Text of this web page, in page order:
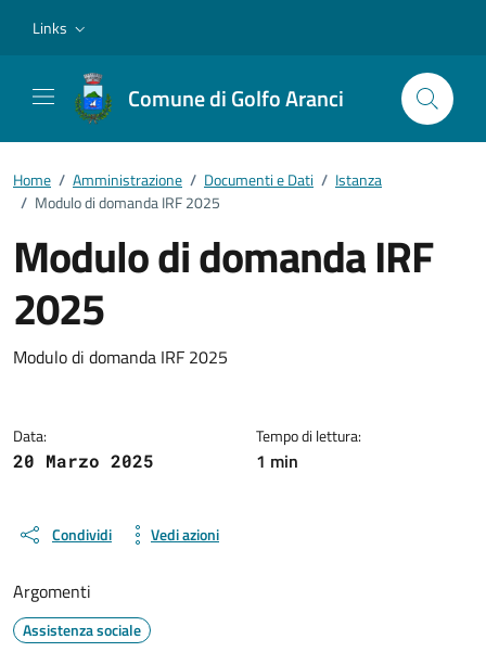
Links
Comune di Golfo Aranci
Home / Amministrazione / Documenti e Dati / Istanza
/ Modulo di domanda IRF 2025
Modulo di domanda IRF
2025
Dettagli del documento
Modulo di domanda IRF 2025
Data:
20 Marzo 2025
Tempo di lettura:
1 min
Condividi Vedi azioni
Argomenti
Assistenza sociale